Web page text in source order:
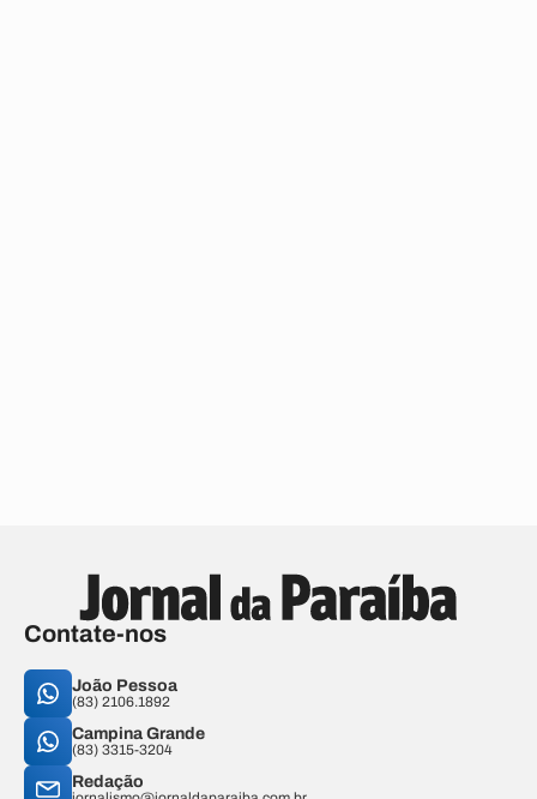
Contate-nos
João Pessoa
(83) 2106.1892
Campina Grande
(83) 3315-3204
Redação